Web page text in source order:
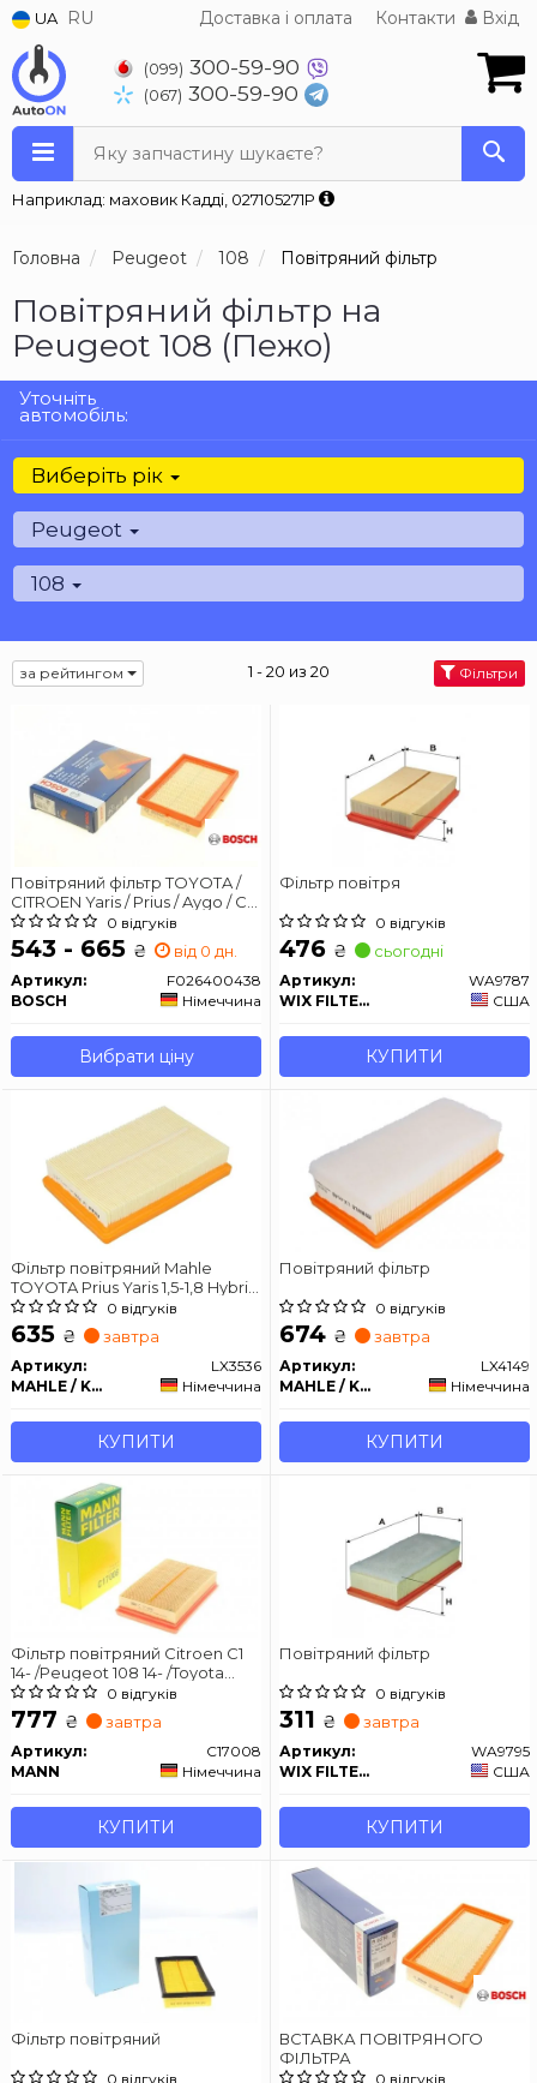
UA RU Доставка і оплата Контакти Вхід
(099) 300-59-90
(067) 300-59-90
Яку запчастину шукаєте?
Наприклад: маховик Кадді, 027105271P
Головна Peugeot 108 Повітряний фільтр
Повітряний фільтр на
Peugeot 108 (Пежо)
Уточніть
автомобіль:
Виберіть рік
Peugeot
108
за рейтингом 1 - 20 из 20 Фільтри
Повітряний фільтр TOYOTA /
CITROEN Yaris / Prius / Aygo / C-
HR / C1 / 108 0 відгуків
543 - 665 ₴ від 0 дн.
Артикул:
F026400438
BOSCH
Німеччина
Вибрати ціну
Фільтр повітря
0 відгуків
476 ₴ сьогодні
Артикул:
WA9787
WIX FILTERS
США
КУПИТИ
Фільтр повітряний Mahle
TOYOTA Prius Yaris 1,5-1,8 Hybrid
12-
0 відгуків
635 ₴ завтра
Артикул:
LX3536
MAHLE / KNECHT
Німеччина
КУПИТИ
Повітряний фільтр
0 відгуків
674 ₴ завтра
Артикул:
LX4149
MAHLE / KNECHT
Німеччина
КУПИТИ
Фільтр повітряний Citroen C1
14- /Peugeot 108 14- /Toyota
Yaris 11-
0 відгуків
777 ₴ завтра
Артикул:
C17008
MANN
Німеччина
КУПИТИ
Повітряний фільтр
0 відгуків
311 ₴ завтра
Артикул:
WA9795
WIX FILTERS
США
КУПИТИ
Фільтр повітряний
0 відгуків
ВСТАВКА ПОВІТРЯНОГО
ФІЛЬТРА
0 відгуків